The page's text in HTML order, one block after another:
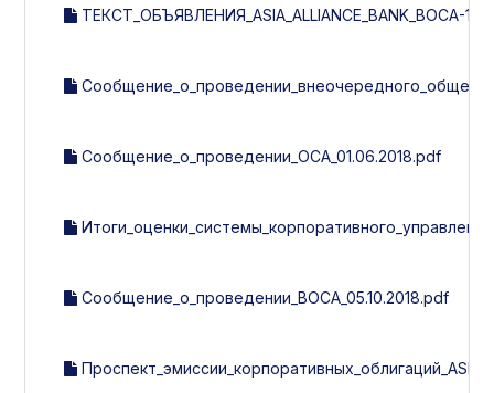
ТЕКСТ_ОБЪЯВЛЕНИЯ_ASIA_ALLIANCE_BANK_ВОСА-1-
Сообщение_о_проведении_ОСА_01.06.2018.pdf
Сообщение_о_проведении_ВОСА_05.10.2018.pdf